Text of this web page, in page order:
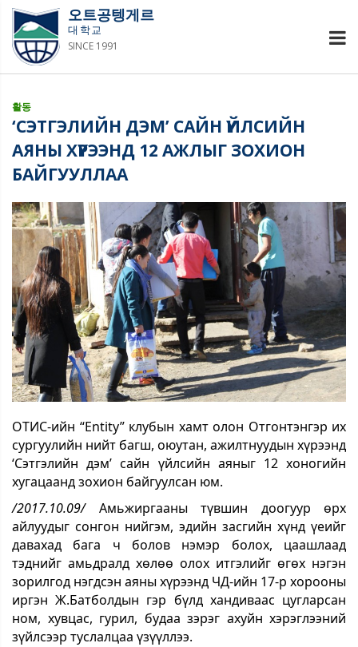
오트공텡게르
대학교
SINCE 1991
활동
‘СЭТГЭЛИЙН ДЭМ’ САЙН ҮЙЛСИЙН
АЯНЫ ХҮРЭЭНД 12 АЖЛЫГ ЗОХИОН
БАЙГУУЛЛАА
ОТИС-ийн “Entity” клубын хамт олон Отгонтэнгэр их
сургуулийн нийт багш, оюутан, ажилтнуудын хүрээнд
‘Сэтгэлийн дэм’ сайн үйлсийн аяныг 12 хоногийн
хугацаанд зохион байгуулсан юм.
/2017.10.09/ Амьжиргааны түвшин доогуур өрх
айлуудыг сонгон нийгэм, эдийн засгийн хүнд үеийг
давахад бага ч болов нэмэр болох, цаашлаад
тэднийг амьдралд хөлөө олох итгэлийг өгөх нэгэн
зорилгод нэгдсэн аяны хүрээнд ЧД-ийн 17-р хорооны
иргэн Ж.Батболдын гэр бүлд хандиваас цугларсан
ном, хувцас, гурил, будаа зэрэг ахуйн хэрэглээний
зүйлсээр туслалцаа үзүүллээ.